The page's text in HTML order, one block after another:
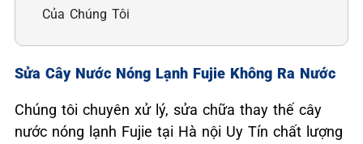
Của Chúng Tôi
Sửa Cây Nước Nóng Lạnh Fujie Không Ra Nước
Chúng tôi chuyên xử lý, sửa chữa thay thế cây
nước nóng lạnh Fujie tại Hà nội Uy Tín chất lượng